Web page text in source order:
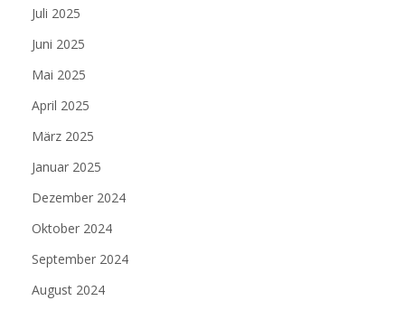
Juli 2025
Juni 2025
Mai 2025
April 2025
März 2025
Januar 2025
Dezember 2024
Oktober 2024
September 2024
August 2024